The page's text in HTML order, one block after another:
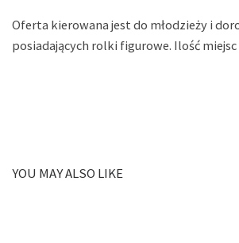
Oferta kierowana jest do młodzieży i
posiadających rolki figurowe. Ilość
YOU MAY ALSO LIKE